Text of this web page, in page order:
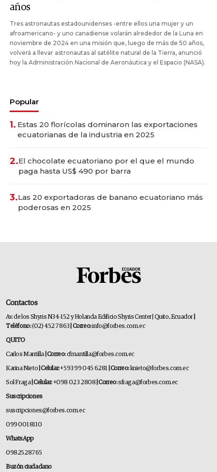
años
Tres astronautas estadounidenses -entre ellos una mujer y un
afroamericano- y uno canadiense volarán alrededor de la Luna en
noviembre de 2024 en una misión que, luego de más de 50 años,
volverá a llevar astronautas al satélite natural de la Tierra, anunció
hoy la Administración Nacional de Aeronáutica y el Espacio (NASA).
Popular
1. Estas 20 florícolas dominaron las exportaciones
ecuatorianas de la industria en 2025
2.El chocolate ecuatoriano por el que el mundo
paga hasta US$ 490 por barra
3.Las 20 exportadoras de banano ecuatoriano más
poderosas en 2025
Contactos
Av. de los Shyris N34-152 y Holanda Edificio Shyris Center | Quito, Ecuador
Teléfono:(02) 452 7863 | Correo:info@forbes.com.ec
QUITO
Carlos Mantilla | Correo:cfmantilla@forbes.com.ec
Karina Nieto | Celular:+593 99 045 6281 | Correo:knieto@forbes.com.ec
Sol Fraga| Celular:+098 023 2808 | Correo:sfraga@forbes.com.ec
Suscripciones
suscripciones@forbes.com.ec
099 001 8110
WhatsApp
0982528765
Buzón ciudadano